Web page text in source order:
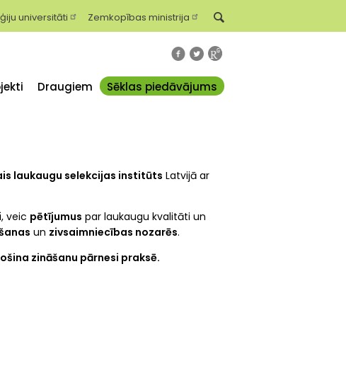
universitāti Zemkopības ministrija
Draugiem Sēklas piedāvājums
laukaugu selekcijas institūts Latvijā ar
, veic pētījumus par laukaugu kvalitāti un
un zivsaimniecības nozarēs.
zināšanu pārnesi praksē.